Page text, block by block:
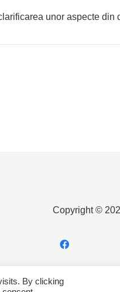
unor aspecte
Copyright ©
By clicking